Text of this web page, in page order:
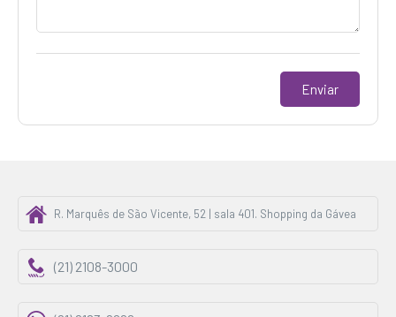
R. Marquês de São Vicente, 52 | sala 401. Shopping da Gávea
(21) 2108-3000